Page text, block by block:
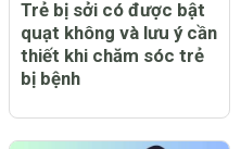
Trẻ bị sởi có được bật
quạt không và lưu ý cần
thiết khi chăm sóc trẻ
bị bệnh